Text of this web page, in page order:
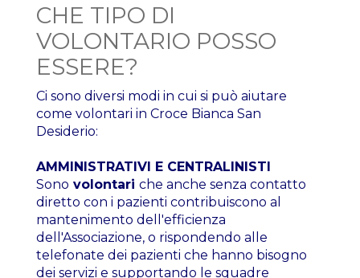
CHE TIPO DI
VOLONTARIO POSSO
ESSERE?
Ci sono diversi modi in cui si può aiutare
come volontari in Croce Bianca San
Desiderio:
AMMINISTRATIVI E CENTRALINISTI
Sono volontari che anche senza contatto
diretto con i pazienti contribuiscono al
mantenimento dell'efficienza
dell'Associazione, o rispondendo alle
telefonate dei pazienti che hanno bisogno
dei servizi e supportando le squadre